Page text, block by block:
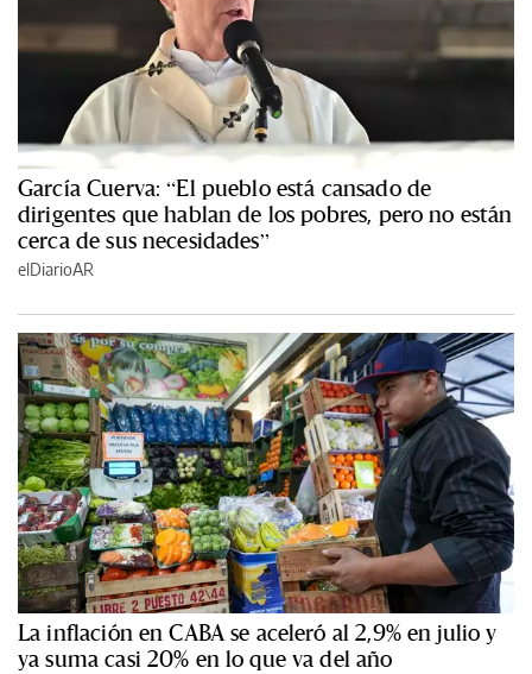
García Cuerva: “El pueblo está cansado de
dirigentes que hablan de los pobres, pero no están
cerca de sus necesidades”
elDiarioAR
La inflación en CABA se aceleró al 2,9% en julio y
ya suma casi 20% en lo que va del año